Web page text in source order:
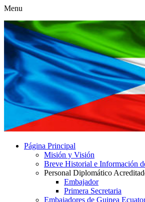
Menu
Página Principal
Misión y Visión
Breve Historial e Información
Personal Diplomático
Embajador
Primera Secretaria
Embajadores de Guinea